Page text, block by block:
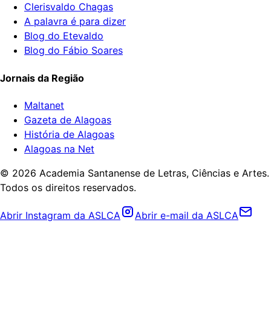
Clerisvaldo Chagas
A palavra é para dizer
Blog do Etevaldo
Blog do Fábio Soares
Jornais da Região
Maltanet
Gazeta de Alagoas
História de Alagoas
Alagoas na Net
© 2026 Academia Santanense de Letras, Ciências e Artes.
Todos os direitos reservados.
Abrir Instagram da ASLCA Abrir e-mail da ASLCA